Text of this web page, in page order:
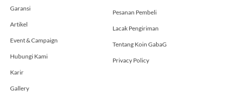
f
Garansi
Artikel
Event & Campaign
Hubungi Kami
Karir
Gallery
Pesanan Pembeli
Lacak Pengiriman
Tentang Koin GabaG
Privacy Policy